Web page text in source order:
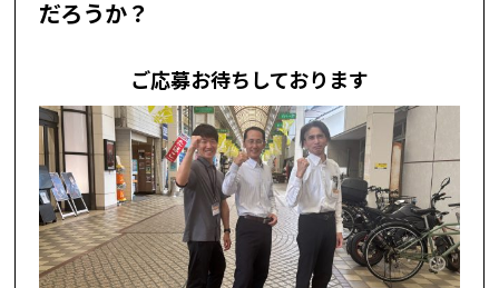
だろうか？
ご応募お待ちしております